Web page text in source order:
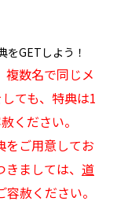
をGETしよう！
複数名で同じメ
ても、特典は1
ください。
をご用意してお
ましては、 道
容赦ください。